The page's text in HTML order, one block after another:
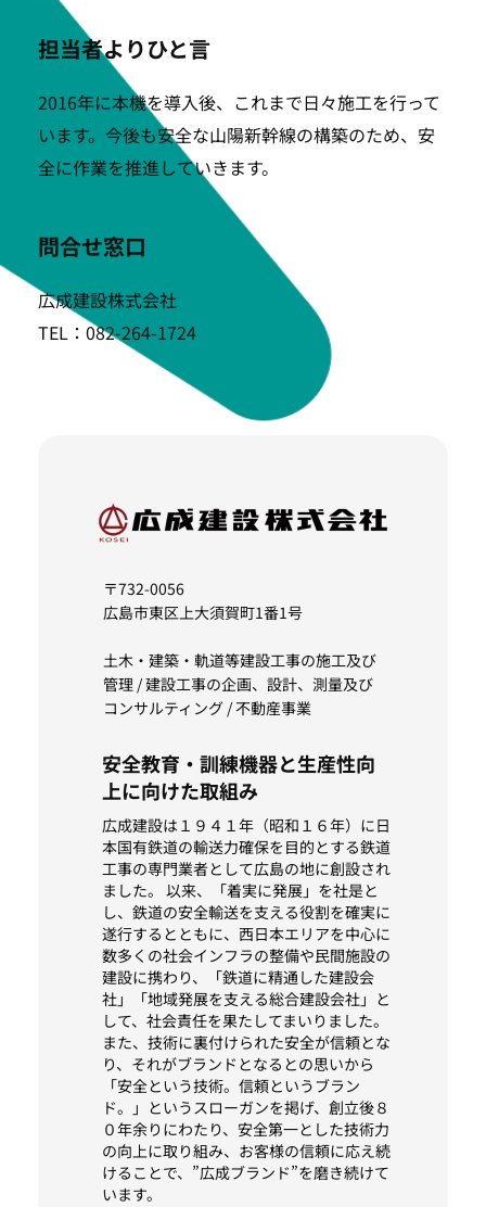
担当者よりひと言
2016年に本機を導入後、これまで日々施工を行って
います。今後も安全な山陽新幹線の構築のため、安
全に作業を推進していきます。
問合せ窓口
広成建設株式会社
TEL：082-264-1724
〒732-0056
広島市東区上大須賀町1番1号
土木・建築・軌道等建設工事の施工及び
管理 / 建設工事の企画、設計、測量及び
コンサルティング / 不動産事業
安全教育・訓練機器と生産性向
上に向けた取組み
広成建設は１９４１年（昭和１６年）に日
本国有鉄道の輸送力確保を目的とする鉄道
工事の専門業者として広島の地に創設され
ました。 以来、「着実に発展」を社是と
し、鉄道の安全輸送を支える役割を確実に
遂行するとともに、西日本エリアを中心に
数多くの社会インフラの整備や民間施設の
建設に携わり、「鉄道に精通した建設会
社」「地域発展を支える総合建設会社」と
して、社会責任を果たしてまいりました。
また、技術に裏付けられた安全が信頼とな
り、それがブランドとなるとの思いから
「安全という技術。信頼というブラン
ド。」というスローガンを掲げ、創立後８
０年余りにわたり、安全第一とした技術力
の向上に取り組み、お客様の信頼に応え続
けることで、”広成ブランド”を磨き続けて
います。